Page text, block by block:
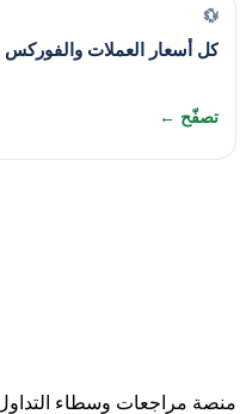
💱
كل أسعار العملات والفوركس
تصفّح ←
منصة مراجعات وسطاء